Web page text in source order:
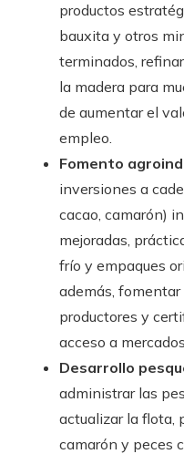
productos
bauxita y otros
terminados,
la madera para
de aumentar el
empleo.
Fomento
inversiones a
cacao, camarón)
mejoradas,
frío y empaques
además,
productores y
acceso a
Desarrollo
administrar las
actualizar la flota,
camarón y peces